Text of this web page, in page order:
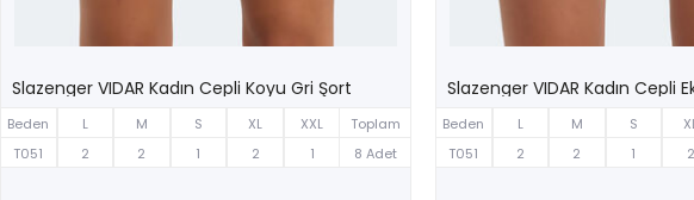
Slazenger VIDAR Kadın Cepli Koyu Gri Şort
Beden L M S XL XXL
Toplam
T051
2 2 1 2 1 8 Adet
Slazenger VIDAR Kadın Cepli
Beden L M S
T051
2 2 1 2